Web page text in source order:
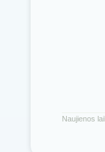
Naujienos